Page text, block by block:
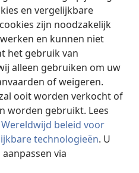
en vergelijkbare
zijn noodzakelijk
en kunnen niet
het gebruik van
alleen gebruiken om uw
of weigeren.
ooit worden verkocht of
worden gebruikt. Lees
Wereldwijd beleid voor
technologieën. U
via
and Tract Society of Pennsylvania.